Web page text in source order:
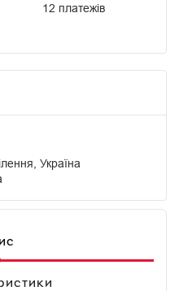
12 платежів
Україна